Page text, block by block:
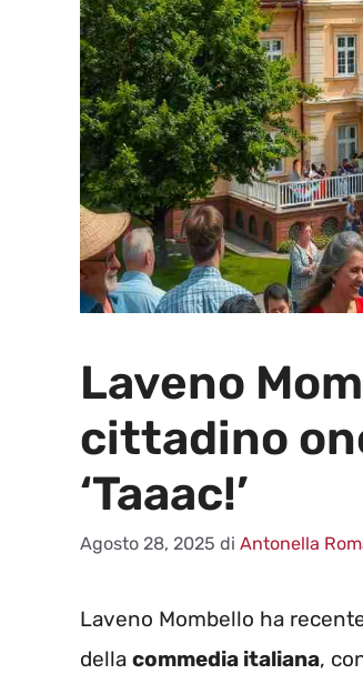
Laveno
cittadino
‘Taaac!’
Agosto 28, 2025 di Antonella
Laveno Mombello ha
della commedia italiana,